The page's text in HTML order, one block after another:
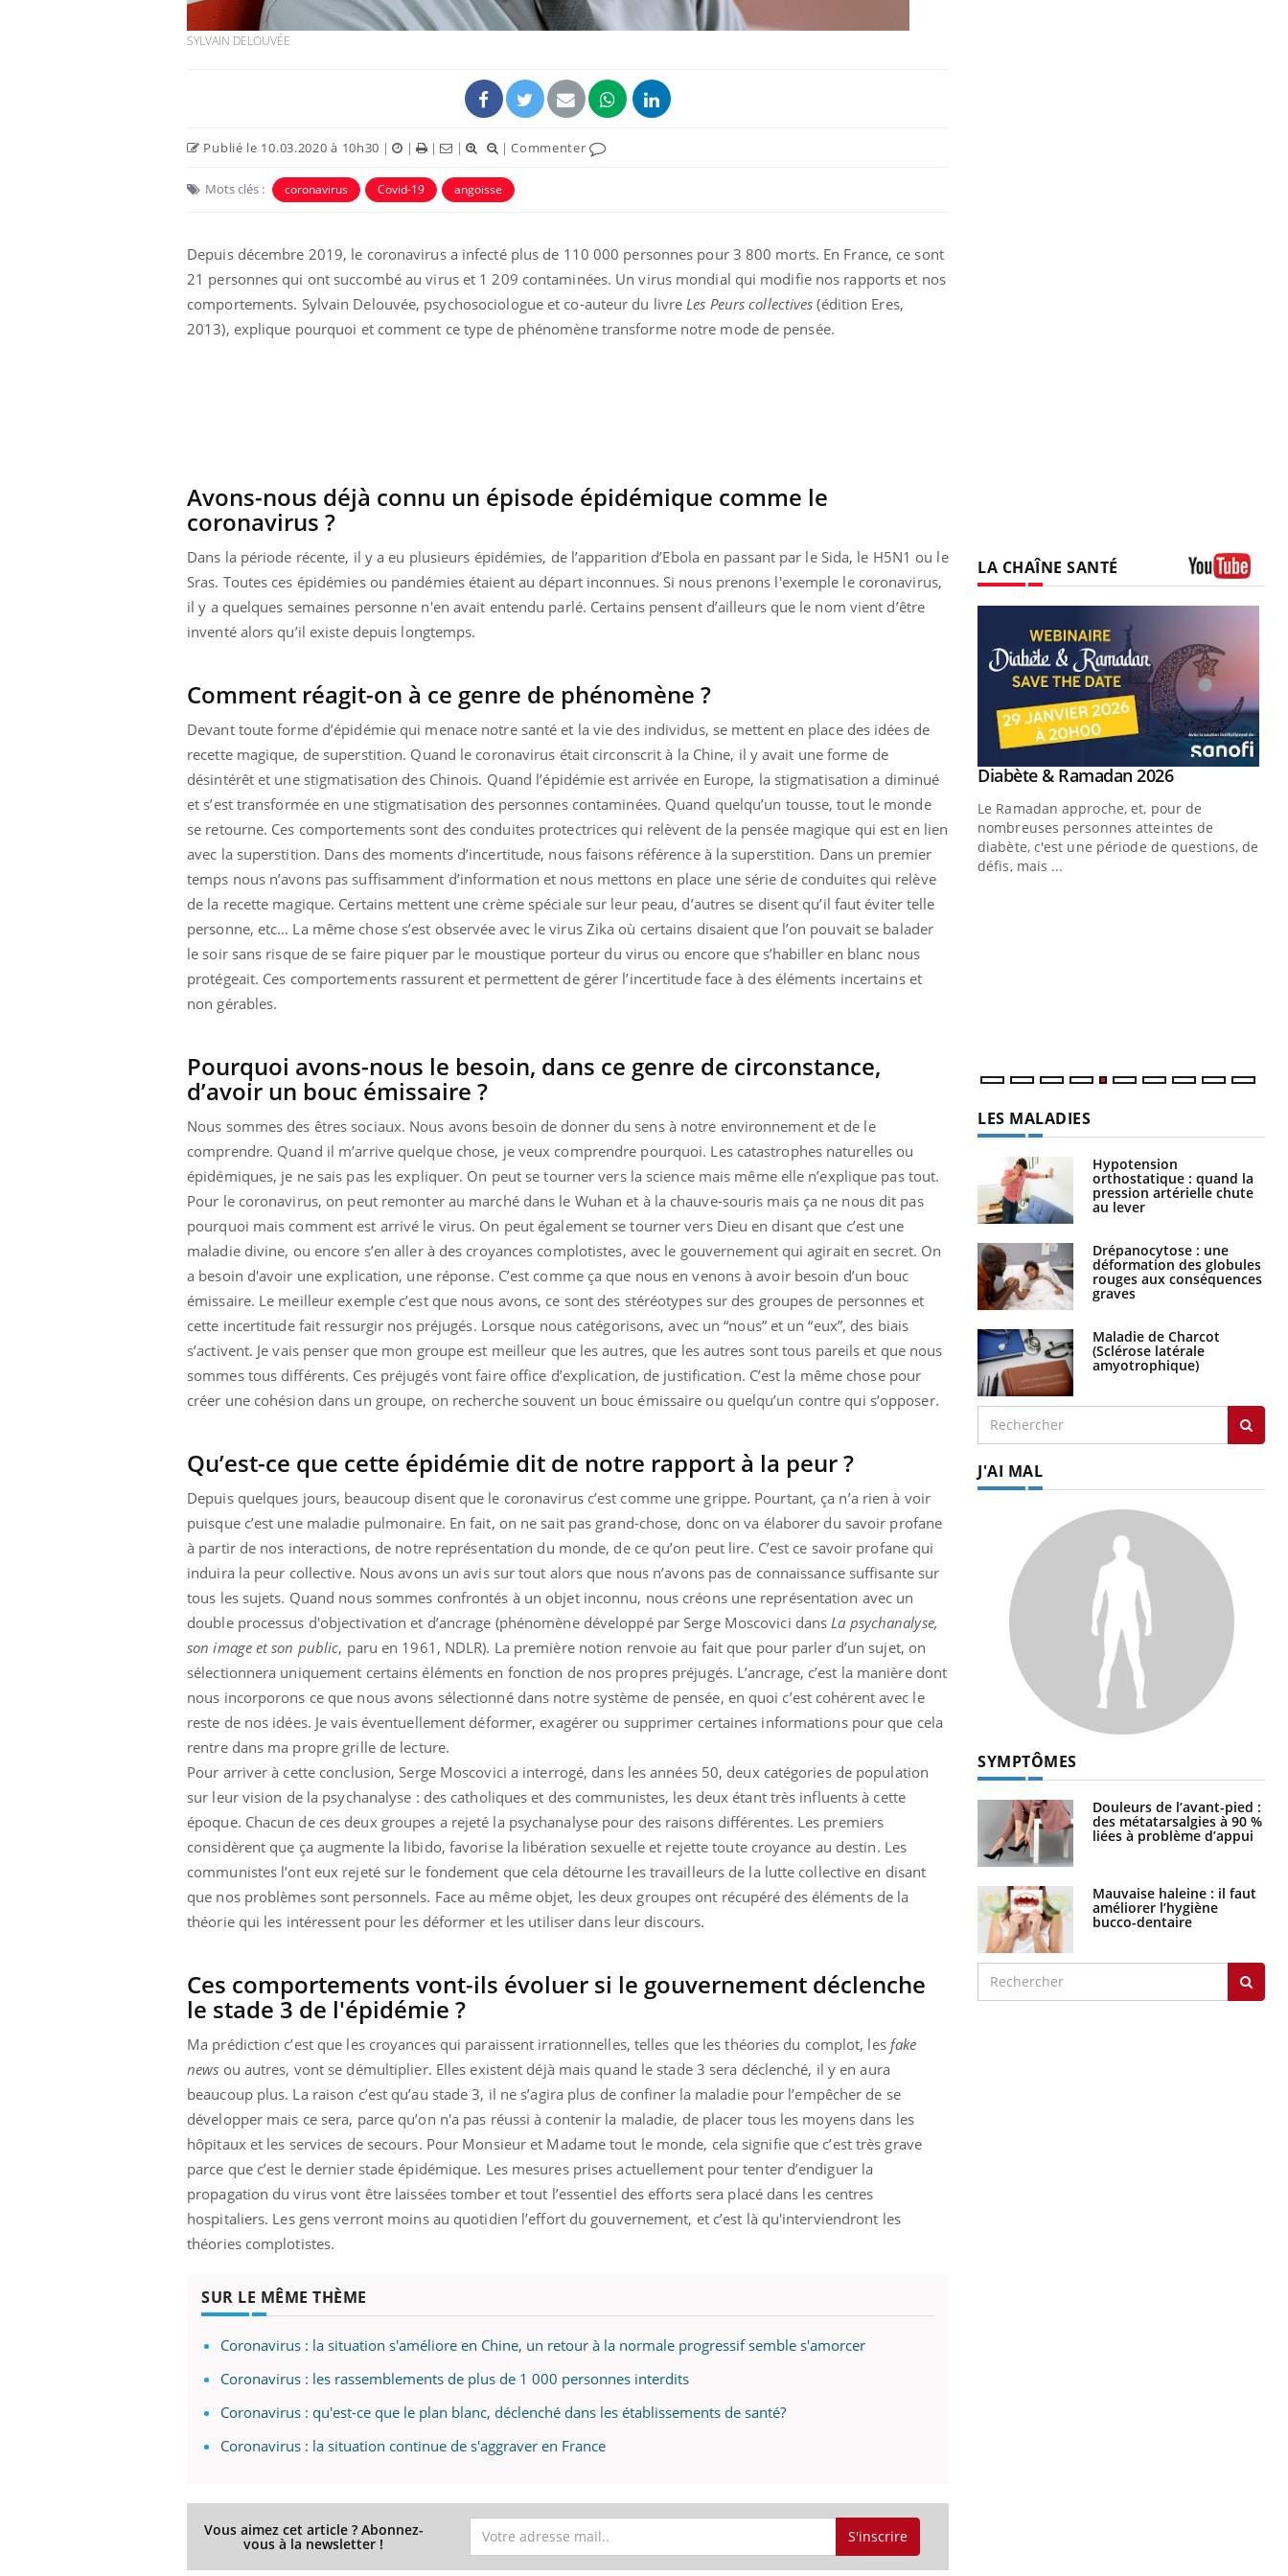
SYLVAIN DELOUVÉE
Publié le 10.03.2020 à 10h30 | | | | |Commenter
Mots clés : coronavirus Covid-19 angoisse
Depuis décembre 2019, le coronavirus a infecté plus de 110 000 personnes pour 3 800 morts. En France, ce sont
21 personnes qui ont succombé au virus et 1 209 contaminées. Un virus mondial qui modifie nos rapports et nos
comportements. Sylvain Delouvée, psychosociologue et co-auteur du livre Les Peurs collectives (édition Eres,
2013), explique pourquoi et comment ce type de phénomène transforme notre mode de pensée.
Avons-nous déjà connu un épisode épidémique comme le
coronavirus ?
Dans la période récente, il y a eu plusieurs épidémies, de l’apparition d’Ebola en passant par le Sida, le H5N1 ou le
Sras. Toutes ces épidémies ou pandémies étaient au départ inconnues. Si nous prenons l'exemple le coronavirus,
il y a quelques semaines personne n'en avait entendu parlé. Certains pensent d’ailleurs que le nom vient d’être
inventé alors qu’il existe depuis longtemps.
Comment réagit-on à ce genre de phénomène ?
Devant toute forme d’épidémie qui menace notre santé et la vie des individus, se mettent en place des idées de
recette magique, de superstition. Quand le coronavirus était circonscrit à la Chine, il y avait une forme de
désintérêt et une stigmatisation des Chinois. Quand l’épidémie est arrivée en Europe, la stigmatisation a diminué
et s’est transformée en une stigmatisation des personnes contaminées. Quand quelqu’un tousse, tout le monde
se retourne. Ces comportements sont des conduites protectrices qui relèvent de la pensée magique qui est en lien
avec la superstition. Dans des moments d’incertitude, nous faisons référence à la superstition. Dans un premier
temps nous n’avons pas suffisamment d’information et nous mettons en place une série de conduites qui relève
de la recette magique. Certains mettent une crème spéciale sur leur peau, d’autres se disent qu’il faut éviter telle
personne, etc… La même chose s’est observée avec le virus Zika où certains disaient que l’on pouvait se balader
le soir sans risque de se faire piquer par le moustique porteur du virus ou encore que s’habiller en blanc nous
protégeait. Ces comportements rassurent et permettent de gérer l’incertitude face à des éléments incertains et
non gérables.
Pourquoi avons-nous le besoin, dans ce genre de circonstance,
d’avoir un bouc émissaire ?
Nous sommes des êtres sociaux. Nous avons besoin de donner du sens à notre environnement et de le
comprendre. Quand il m’arrive quelque chose, je veux comprendre pourquoi. Les catastrophes naturelles ou
épidémiques, je ne sais pas les expliquer. On peut se tourner vers la science mais même elle n’explique pas tout.
Pour le coronavirus, on peut remonter au marché dans le Wuhan et à la chauve-souris mais ça ne nous dit pas
pourquoi mais comment est arrivé le virus. On peut également se tourner vers Dieu en disant que c’est une
maladie divine, ou encore s’en aller à des croyances complotistes, avec le gouvernement qui agirait en secret. On
a besoin d'avoir une explication, une réponse. C’est comme ça que nous en venons à avoir besoin d’un bouc
émissaire. Le meilleur exemple c’est que nous avons, ce sont des stéréotypes sur des groupes de personnes et
cette incertitude fait ressurgir nos préjugés. Lorsque nous catégorisons, avec un “nous” et un “eux”, des biais
s’activent. Je vais penser que mon groupe est meilleur que les autres, que les autres sont tous pareils et que nous
sommes tous différents. Ces préjugés vont faire office d’explication, de justification. C’est la même chose pour
créer une cohésion dans un groupe, on recherche souvent un bouc émissaire ou quelqu’un contre qui s’opposer.
Qu’est-ce que cette épidémie dit de notre rapport à la peur ?
Depuis quelques jours, beaucoup disent que le coronavirus c’est comme une grippe. Pourtant, ça n’a rien à voir
puisque c’est une maladie pulmonaire. En fait, on ne sait pas grand-chose, donc on va élaborer du savoir profane
à partir de nos interactions, de notre représentation du monde, de ce qu’on peut lire. C’est ce savoir profane qui
induira la peur collective. Nous avons un avis sur tout alors que nous n’avons pas de connaissance suffisante sur
tous les sujets. Quand nous sommes confrontés à un objet inconnu, nous créons une représentation avec un
double processus d'objectivation et d’ancrage (phénomène développé par Serge Moscovici dans La psychanalyse,
son image et son public, paru en 1961, NDLR). La première notion renvoie au fait que pour parler d’un sujet, on
sélectionnera uniquement certains éléments en fonction de nos propres préjugés. L’ancrage, c’est la manière dont
nous incorporons ce que nous avons sélectionné dans notre système de pensée, en quoi c’est cohérent avec le
reste de nos idées. Je vais éventuellement déformer, exagérer ou supprimer certaines informations pour que cela
rentre dans ma propre grille de lecture.
Pour arriver à cette conclusion, Serge Moscovici a interrogé, dans les années 50, deux catégories de population
sur leur vision de la psychanalyse : des catholiques et des communistes, les deux étant très influents à cette
époque. Chacun de ces deux groupes a rejeté la psychanalyse pour des raisons différentes. Les premiers
considèrent que ça augmente la libido, favorise la libération sexuelle et rejette toute croyance au destin. Les
communistes l’ont eux rejeté sur le fondement que cela détourne les travailleurs de la lutte collective en disant
que nos problèmes sont personnels. Face au même objet, les deux groupes ont récupéré des éléments de la
théorie qui les intéressent pour les déformer et les utiliser dans leur discours.
Ces comportements vont-ils évoluer si le gouvernement déclenche
le stade 3 de l'épidémie ?
Ma prédiction c’est que les croyances qui paraissent irrationnelles, telles que les théories du complot, les fake
news ou autres, vont se démultiplier. Elles existent déjà mais quand le stade 3 sera déclenché, il y en aura
beaucoup plus. La raison c’est qu’au stade 3, il ne s’agira plus de confiner la maladie pour l’empêcher de se
développer mais ce sera, parce qu’on n'a pas réussi à contenir la maladie, de placer tous les moyens dans les
hôpitaux et les services de secours. Pour Monsieur et Madame tout le monde, cela signifie que c’est très grave
parce que c’est le dernier stade épidémique. Les mesures prises actuellement pour tenter d’endiguer la
propagation du virus vont être laissées tomber et tout l’essentiel des efforts sera placé dans les centres
hospitaliers. Les gens verront moins au quotidien l’effort du gouvernement, et c’est là qu'interviendront les
théories complotistes.
SUR LE MÊME THÈME
Coronavirus : la situation s'améliore en Chine, un retour à la normale progressif semble s'amorcer
Coronavirus : les rassemblements de plus de 1 000 personnes interdits
Coronavirus : qu'est-ce que le plan blanc, déclenché dans les établissements de santé?
Coronavirus : la situation continue de s'aggraver en France
Vous aimez cet article ? Abonnez-
vous à la newsletter ! S'inscrire
LA CHAÎNE SANTÉ
Insuline & Charge mentale : et si on
osait en parler?? Youtube
En 2026, l'insuline dans le diabète de type 2
reste entourée d'idées reçues chez les
patients comme parfois chez les soignants.
Youtube
Eczéma Chronique des Mains : se
préparer pour l’été !Youtube
L'été arrive… et avec lui, un tout nouveau
rythme de vie ! Vacances, plage, piscine,
soleil, activités en plein air… Nos mains
sont ...
Youtube
Diabète & Ramadan 2026Youtube
Le Ramadan approche, et, pour de
nombreuses personnes atteintes de
diabète, c'est une période de questions, de
défis, mais ...
LES MALADIES
Hypotension
orthostatique : quand la
pression artérielle chute
au lever
Drépanocytose : une
déformation des globules
rouges aux conséquences
graves
Maladie de Charcot
(Sclérose latérale
amyotrophique)
J'AI MAL
SYMPTÔMES
Douleurs de l’avant-pied :
des métatarsalgies à 90 %
liées à problème d’appui
Mauvaise haleine : il faut
améliorer l’hygiène
bucco-dentaire